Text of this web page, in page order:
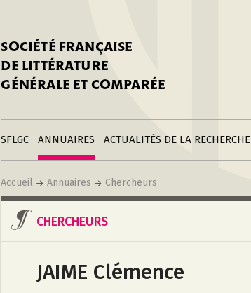
SOCIÉTÉ FRANÇAISE
DE LITTÉRATURE
GÉNÉRALE ET COMPARÉE
SFLGC
Adhérer à la SFLGC
Publier sur ce site
LiensANNUAIRES
Créer une fiche
annuaire
Modifier sa fiche
annuaire
Créer une fiche
institutionACTUALITÉS DE LA RECHERCHE
Divers
Soumettre une
annonce
Accueil Annuaires Chercheurs
CHERCHEURS
JAIME Clémence